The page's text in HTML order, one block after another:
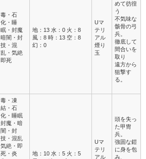
毒・石
化・睡
眠・封魔
暗闇・封
技・混
乱・気絶
即死
地：13 水：0 火：8
風：8 時：13 空：8
幻：0
Uマ
テリ
アル
煙り
玉
めて彷徨
う
不気味な
骸骨の弓
兵。
徹底して
間合いを
取り
遠方から
狙撃す
る。
毒・凍
結・石
化・睡眠
封魔・暗
闇・封
技・混乱
気絶・即
死・炎
地：10 水：5 火：5
Uマ
テリ
アル
頭を失っ
た甲冑
兵。
強固な鎧
に身を包
み、